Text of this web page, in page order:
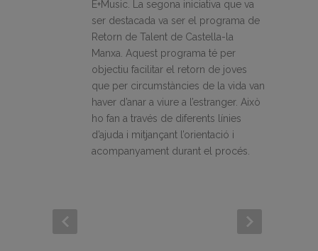
E+Music. La segona iniciativa que va
ser destacada va ser el programa de
Retorn de Talent de Castella-la
Manxa. Aquest programa té per
objectiu facilitar el retorn de joves
que per circumstàncies de la vida van
haver d’anar a viure a l’estranger. Això
ho fan a través de diferents línies
d’ajuda i mitjançant l’orientació i
acompanyament durant el procés.